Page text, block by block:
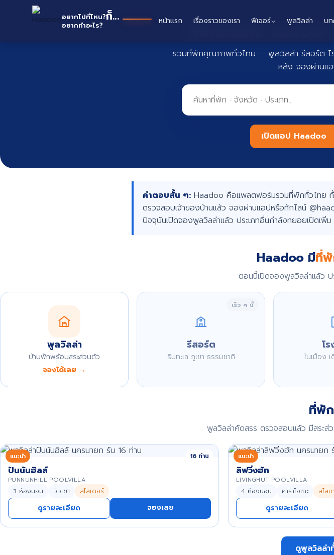
อยากไปที่ไหน?
อยากทำอะไร?
ก็... Ha หน้าแรก เรื่องราวของเรา ฟีเจอร์ พูลวิลล่า บท
ที่พักทั่วไทย จองง่
รวมที่พักคุณภาพทั่วไทย — พูลวิลล่า รีสอร์ต โร
หลัง จองผ่านแ
เปิดแอป Haadoo
คำตอบสั้น ๆ: Haadoo คือแพลตฟอร์มรวมที่พักทั่วไทย ทั้
ตรวจสอบเจ้าของบ้านแล้ว จองผ่านแอปหรือทักไลน์
ปัจจุบันเปิดจองพูลวิลล่าแล้ว ประเภทอื่นกำลังทยอยเปิดเพิ่ม
Haadoo มีที่พั
ตอนนี้เปิดจองพูลวิลล่าแล้ว ป
พูลวิลล่า
บ้านพักพร้อมสระส่วนตัว
จองได้เลย →
เร็ว ๆ นี้
รีสอร์ต
ริมทะเล ภูเขา ธรรมชาติ
โ
ในเมือง
ที่พัก
พูลวิลล่าคัดสรร ตรวจสอบแล้ว มีสระ
แนะนำ 16 ท่าน
ปันนันฮิลล์
PUNNUNHILL POOLVILLA
3 ห้องนอน วิวเขา สไลเดอร์
ดูรายละเอียด จองเลย
แนะนำ
ลิฟวิ่งฮัท
LIVINGHUT POOLVILLA
4 ห้องนอน คาราโอเกะ สไล
ดูรายละเอียด
ดูพูลวิลล่า